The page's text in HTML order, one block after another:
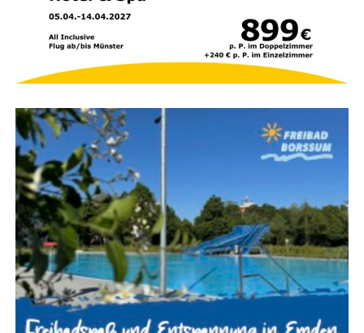
Zie­ge­lei­stra­ße (2. und 3. Bau­ab­schnitt)
zwei­te Abschnitt liegt zwi­schen Bing­um­gas­ter
Stra­ße und An der Mat­thäi­kir­che,der drit­te
Abschnitt zwi­schen An der Mat­thäi­kir­che und Am
Bin­gu­mer Deich.Bei­de Abschnit­te wer­den par­al­lel
stra­ße,die Ems­stra­ße (B 436) und Am Bin­gu­mer
Deich eingerichtet.
Diens­tag, 11. August, und Mitt­woch, 12. August
2026 (jeweils 07:00 bis 20:00 Uhr): Bing­um­gas­
ter Stra­ßeDer gesperr­te Abschnitt befin­det sich
zwi­schen Zie­ge­lei­stra­ße und Efeu­stra­ße.Die
Umlei­tung führt über die Zie­ge­lei­stra­ße und die
Efeustraße.
Don­ners­tag, 13. August, und Frei­tag, 14.